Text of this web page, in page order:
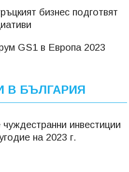
бизнес подготвят
GS1 в Европа 2023
В БЪЛГАРИЯ
чуждестранни инвестиции
на 2023 г.